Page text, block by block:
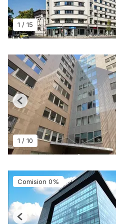
1 / 15
1 / 10
Previous
Comision 0%
Previous